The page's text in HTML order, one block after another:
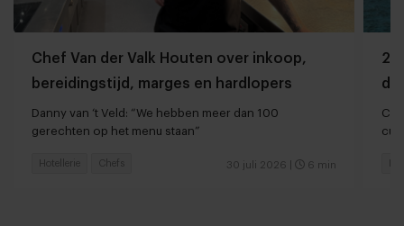
Chef Van der Valk Houten over inkoop,
bereidingstijd, marges en hardlopers
Danny van ‘t Veld: “We hebben meer dan 100
gerechten op het menu staan”
30 juli 2026 6 min
Hotellerie Chefs
20
de